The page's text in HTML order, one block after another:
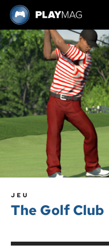
JEU
The Golf Club